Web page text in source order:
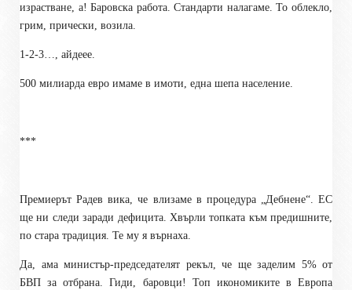
израстване, а! Баровска работа. Стандарти налагаме. То облекло,
грим, прически, возила.
1-2-3…, айдеее.
500 милиарда евро имаме в имоти, една шепа население.
***
Премиерът Радев вика, че влизаме в процедура „Дебнене“. ЕС
ще ни следи заради дефицита. Хвърли топката към предишните,
по стара традиция. Те му я върнаха.
Да, ама министър-председателят рекъл, че ще заделим 5% от
БВП за отбрана. Гиди, баровци! Топ икономиките в Европа